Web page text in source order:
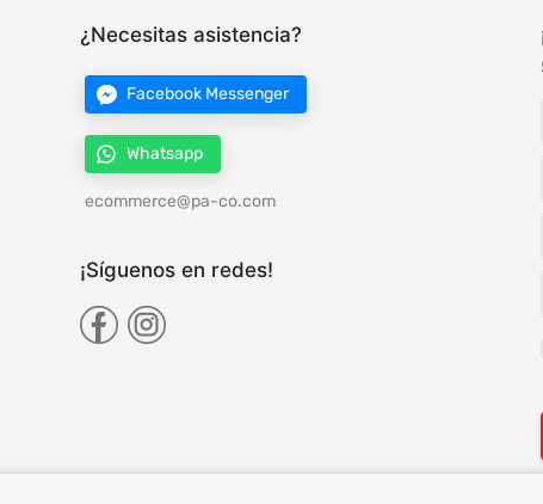
¿Necesitas asistencia?
Facebook Messenger
Whatsapp
ecommerce@pa-co.com
¡Síguenos en redes!